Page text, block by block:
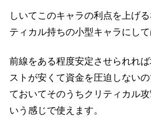
しいてこのキャラの利点を上げる
ティカル持ちの小型キャラにし
前線をある程度安定させられれ
ストが安くて資金を圧迫しない
ておいてそのうちクリティカル
いう感じで使えます。